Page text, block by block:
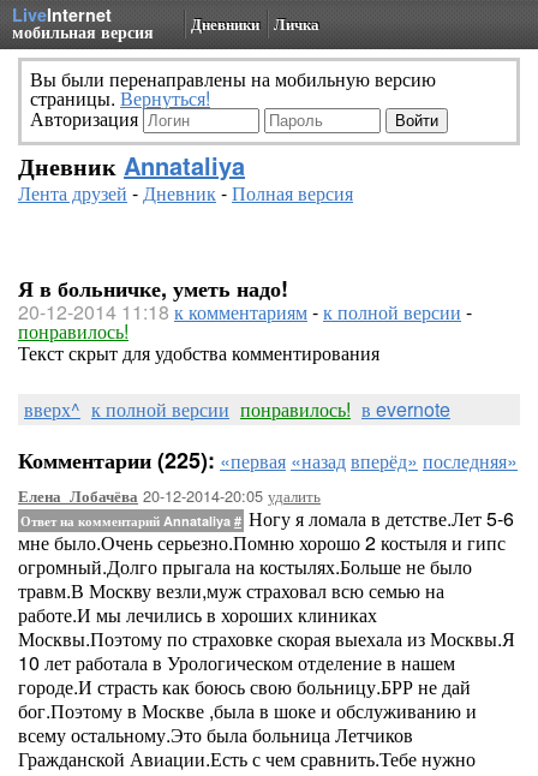
LiveInternet
мобильная версия Дневники Личка
Вы были перенаправлены на мобильную версию
страницы. Вернуться!
Авторизация
Дневник Annataliya
Лента друзей -Дневник-Полная версия
Я в больничке, уметь надо!
20-12-2014 11:18 к комментариям-к полной версии -
понравилось!
Текст скрыт для удобства комментирования
вверх^ к полной версии понравилось! в evernote
Комментарии (225): «первая «назадвперёд» последняя»
Елена_Лобачёва 20-12-2014-20:05 удалить
Ответ на комментарий Annataliya # Ногу я ломала в детстве.Лет 5-6
мне было.Очень серьезно.Помню хорошо 2 костыля и гипс
огромный.Долго прыгала на костылях.Больше не было
травм.В Москву везли,муж страховал всю семью на
работе.И мы лечились в хороших клиниках
Москвы.Поэтому по страховке скорая выехала из Москвы.Я
10 лет работала в Урологическом отделение в нашем
городе.И страсть как боюсь свою больницу.БРР не дай
бог.Поэтому в Москве ,была в шоке и обслуживанию и
всему остальному.Это была больница Летчиков
Гражданской Авиации.Есть с чем сравнить.Тебе нужно